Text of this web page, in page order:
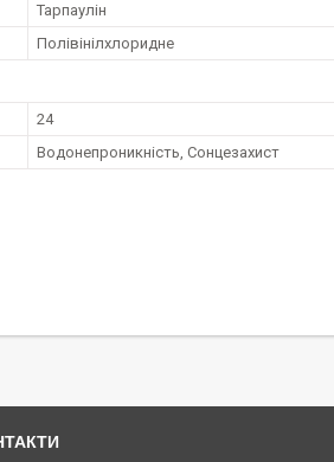
Тарпаулін
Полівінілхлоридне
24
Водонепроникність, Сонцезахист